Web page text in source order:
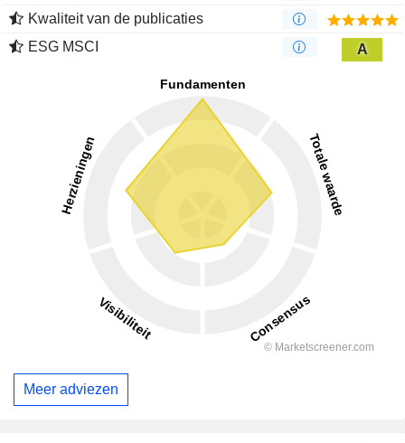
Kwaliteit van de publicaties
ESG MSCI
A
Meer adviezen